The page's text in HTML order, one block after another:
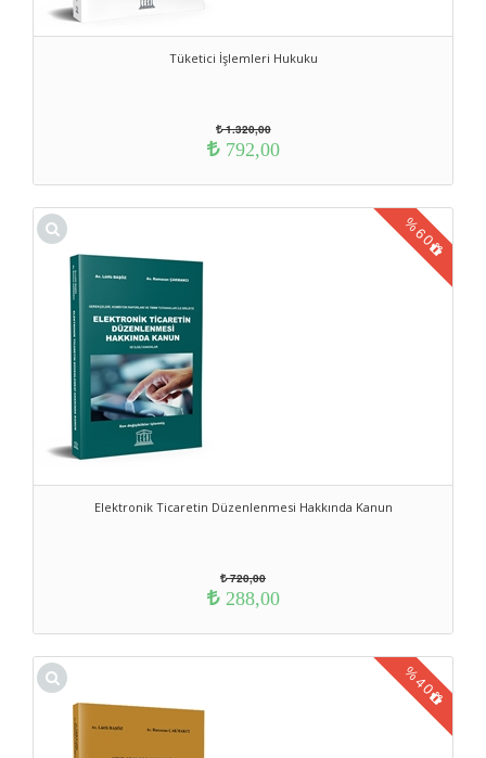
Tüketici İşlemleri Hukuku
1.320,00
792,00
Elektronik Ticaretin Düzenlenmesi Hakkında Kanun
%
60
720,00
288,00
%40